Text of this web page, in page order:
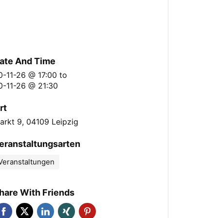
And Time
11-26 @ 17:00 to
11-26 @ 21:30
9, 04109 Leipzig
With Friends